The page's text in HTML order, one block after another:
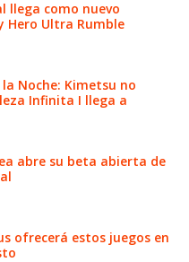
llega como nuevo
Hero Ultra Rumble
Noche: Kimetsu no
Infinita I llega a
abre su beta abierta de
ofrecerá estos juegos en